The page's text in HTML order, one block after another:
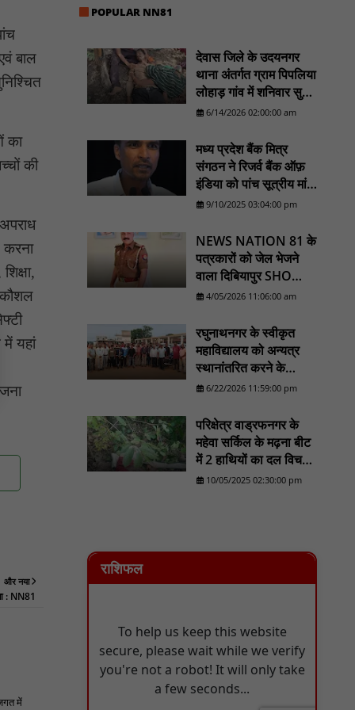
बाल
का
की
करना
कौशल
यहां
और नया
: NN81
में
के निर्देश : NN81
नियद नेल्लानार ग्रामों में बढ़ी सुरक्षा और सुविधा :
NN81
सरस्वती साइकिल योजना के तहत 18 छात्राओं को
साइकिल वितरण, 'एक पेड़ माँ के नाम' अभियान में
रेजिडेंट डॉक्टरों का शांतिपूर्ण आंदोलन जारी, सभी
रेजिडेंट्स का लंबित वेतन जारी होने तक संघर्ष रहेगा :
NN81
वाहन चालकों ने तहसीलदार को सौंपा ज्ञापन, आज
हड़ताल पर रहे सभी वाहन चालक : NN81
मस्तूरी जनपद पंचायत में 131 सरपंचों का प्रशिक्षण
संपन्न, वीबी-जी राम-जी अभियान के बदलावों और
NN81
POPULAR NN81
देवास जिले के उदयनगर
थाना अंतर्गत ग्राम पिपलिया
लोहाड़ गांव में शनिवार सुबह
सरपंच पति लक्ष्मण कर्मा का
मिला। ............NN81
6/14/2026 02:00:00 am
मध्य प्रदेश बैंक मित्र
संगठन ने रिजर्व बैंक ऑफ़
इंडिया को पांच सूत्रीय मांगों
का ज्ञापन भेजा - NN81
9/10/2025 03:04:00 pm
NEWS NATION 81 के
पत्रकारों को जेल भेजने
वाला दिबियापुर SHO
लाइनहाजिर, डीआईजी
4/05/2026 11:06:00 am
रघुनाथनगर के स्वीकृत
महाविद्यालय को अन्यत्र
स्थानांतरित करने के
प्रयास का होगा व्यापक
81
6/22/2026 11:59:00 pm
परिक्षेत्र वाड्रफनगर के
महेवा सर्किल के मढ़ना बीट
में 2 हाथियों का दल विचरण
करने का लोकेशन वन
10/05/2025 02:30:00 pm
राशिफल